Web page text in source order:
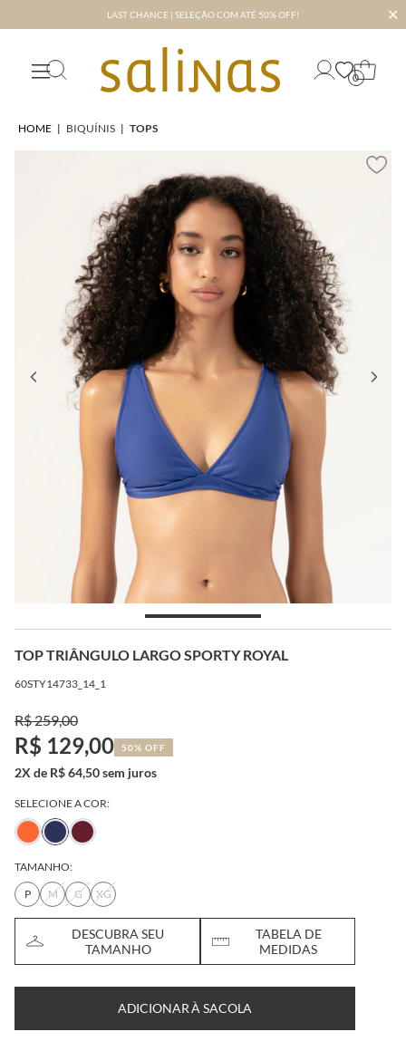
LAST CHANCE | SELEÇÃO COM ATÉ 50% OFF! ✕
0
HOME | BIQUÍNIS | TOPS
TOP TRIÂNGULO LARGO SPORTY ROYAL
60STY14733_14_1
R$ 259,00
R$ 129,00 50% OFF
2X de R$ 64,50 sem juros
SELECIONE A COR:
TAMANHO:
P
M G XG
DESCUBRA SEU
TAMANHO
TABELA DE
MEDIDAS
ADICIONAR À SACOLA